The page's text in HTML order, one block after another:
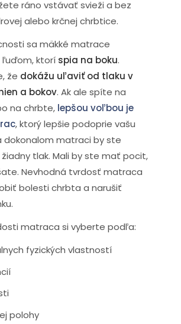
ráno vstávať svieži a bez
alebo krčnej chrbtice.
sa mäkké matrace
ktorí spia na boku.
že dokážu uľaviť od tlaku v
a bokov. Ak ale spíte na
na chrbte, lepšou voľbou je
, ktorý lepšie podoprie vašu
dokonalom matraci by ste
tlak. Mali by ste mať pocit,
Nevhodná tvrdosť matraca
bolesti chrbta a narušiť
matraca si vyberte podľa:
fyzických vlastností
polohy